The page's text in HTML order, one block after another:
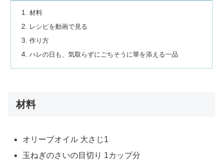
材料
レシピを動画で見る
作り方
ハレの日も、気取らずにごちそうに華を添える一品
材料
オリーブオイル 大さじ1
玉ねぎのさいの目切り 1カップ分